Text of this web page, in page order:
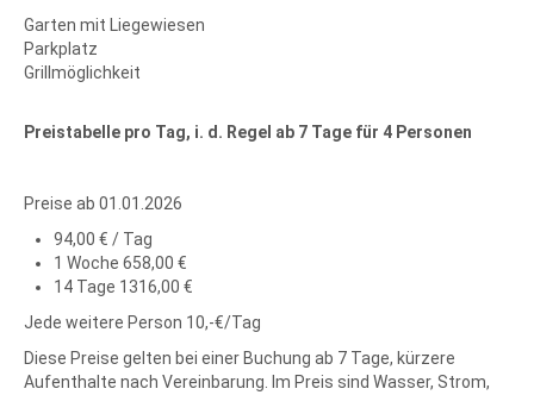
Garten mit Liegewiesen
Parkplatz
Grillmöglichkeit
Preistabelle pro Tag, i. d. Regel ab 7 Tage für 4 Personen
Preise ab 01.01.2026
94,00 € / Tag
1 Woche 658,00 €
14 Tage 1316,00 €
Jede weitere Person 10,-€/Tag
Diese Preise gelten bei einer Buchung ab 7 Tage, kürzere
Aufenthalte nach Vereinbarung. Im Preis sind Wasser, Strom,